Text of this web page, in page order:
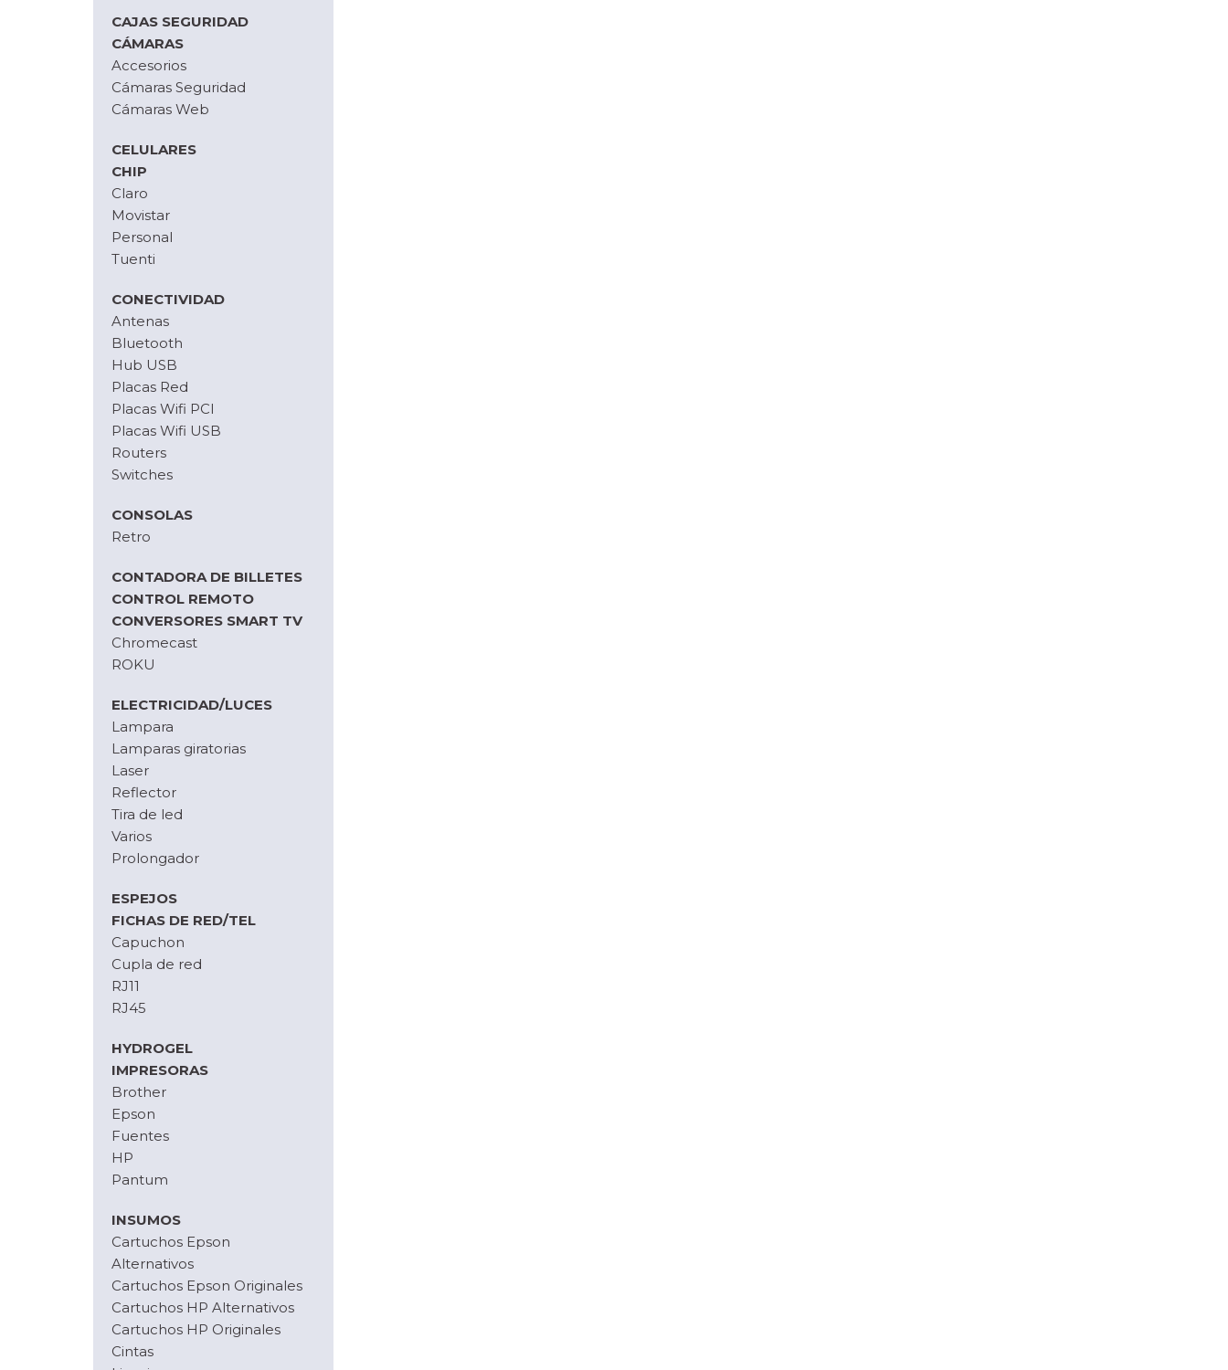
CAJAS SEGURIDAD
CÁMARAS
Accesorios
Cámaras Seguridad
Cámaras Web
CELULARES
CHIP
Claro
Movistar
Personal
Tuenti
CONECTIVIDAD
Antenas
Bluetooth
Hub USB
Placas Red
Placas Wifi PCI
Placas Wifi USB
Routers
Switches
CONSOLAS
Retro
CONTADORA DE BILLETES
CONTROL REMOTO
CONVERSORES SMART TV
Chromecast
ROKU
ELECTRICIDAD/LUCES
Lampara
Lamparas giratorias
Laser
Reflector
Tira de led
Varios
Prolongador
ESPEJOS
FICHAS DE RED/TEL
Capuchon
Cupla de red
RJ11
RJ45
HYDROGEL
IMPRESORAS
Brother
Epson
Fuentes
HP
Pantum
INSUMOS
Cartuchos Epson
Alternativos
Cartuchos Epson Originales
Cartuchos HP Alternativos
Cartuchos HP Originales
Cintas